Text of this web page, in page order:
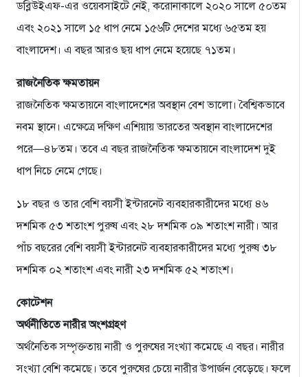
ডব্লিউইএফ-এর ওয়েবসাইটে নেই, করোনাকালে ২০২০ সালে ৫০তম
এবং ২০২১ সালে ১৫ ধাপ নেমে ১৫৬টি দেশের মধ্যে ৬৫তম হয়
বাংলাদেশ। এ বছর আরও ছয় ধাপ নেমে হয়েছে ৭১তম।
রাজনৈতিক ক্ষমতায়ন
রাজনৈতিক ক্ষমতায়নে বাংলাদেশের অবস্থান বেশ ভালো। বৈশ্বিকভাবে
নবম স্থানে। এক্ষেত্রে দক্ষিণ এশিয়ায় ভারতের অবস্থান বাংলাদেশের
পরে—৪৮তম। তবে এ বছর রাজনৈতিক ক্ষমতায়নে বাংলাদেশ দুই
ধাপ নিচে নেমে গেছে।
১৮ বছর ও তার বেশি বয়সী ইন্টারনেট ব্যবহারকারীদের মধ্যে ৪৬
দশমিক ৫৩ শতাংশ পুরুষ এবং ২৮ দশমিক ০৯ শতাংশ নারী। আর
পাঁচ বছরের বেশি বয়সী ইন্টারনেট ব্যবহারকারীদের মধ্যে পুরুষ ৩৮
দশমিক ০২ শতাংশ এবং নারী ২৩ দশমিক ৫২ শতাংশ।
কোটেশন
অর্থনীতিতে নারীর অংশগ্রহণ
অর্থনৈতিক সম্পৃক্ততায় নারী ও পুরুষের সংখ্যা কমেছে এ বছর। নারীর
সংখ্যা বেশি কমেছে। তবে পুরুষের চেয়ে নারীর উপার্জন বেড়েছে। ফলে